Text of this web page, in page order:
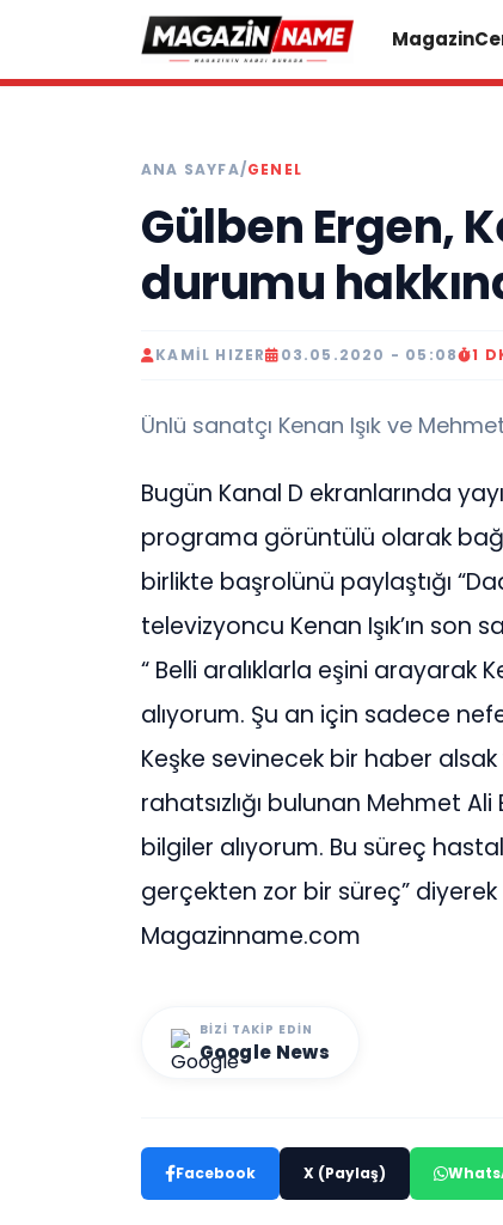
Magazin
ANA SAYFA/GENEL
Gülben Ergen,
durumu
KAMIL HIZER 03.05.2020 - 05:08 1
Ünlü sanatçı Kenan Işık ve
Bugün Kanal D ekranlarında
programa görüntülü olarak
birlikte başrolünü paylaştığı
televizyoncu Kenan Işık’ın son
“ Belli aralıklarla eşini arayarak
alıyorum. Şu an için sadece
Keşke sevinecek bir haber
rahatsızlığı bulunan Mehmet Ali
bilgiler alıyorum. Bu süreç
gerçekten zor bir süreç”
Magazinname.com
BIZI TAKIP EDIN
Google News
Facebook X (Paylaş)